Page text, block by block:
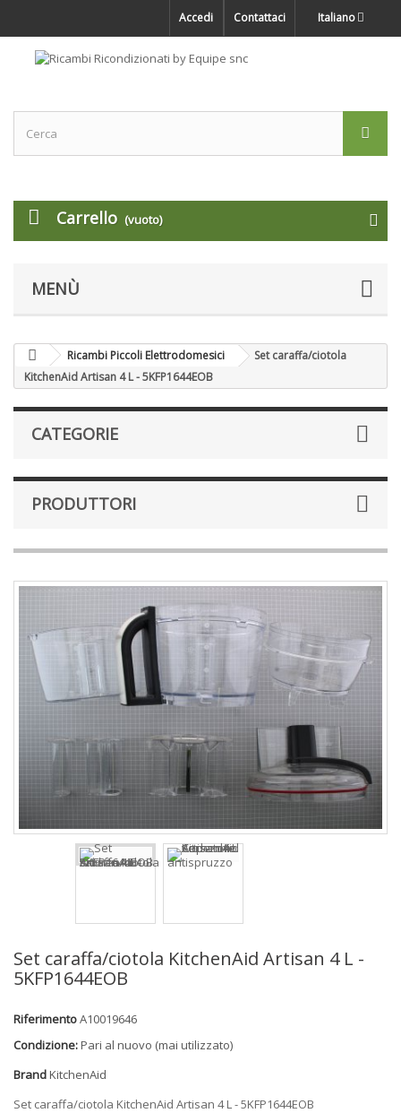
Italiano
Contattaci
Accedi
Carrello (vuoto)
MENÙ
Ricambi Piccoli Elettrodomesici
Set caraffa/ciotola
KitchenAid Artisan 4 L - 5KFP1644EOB
CATEGORIE
PRODUTTORI
Set caraffa/ciotola KitchenAid Artisan 4 L -
5KFP1644EOB
RiferimentoA10019646
Condizione:Pari al nuovo (mai utilizzato)
BrandKitchenAid
Set caraffa/ciotola KitchenAid Artisan 4 L - 5KFP1644EOB